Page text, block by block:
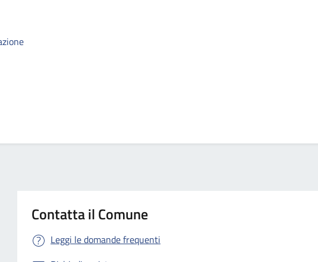
Contatta il Comune
Leggi le domande frequenti